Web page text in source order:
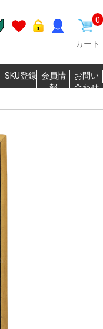
0
カート
SKU登録 会員情
報
お問い
合わせ